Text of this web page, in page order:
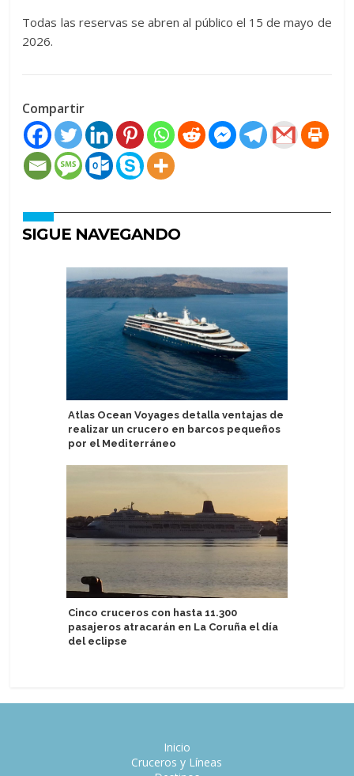
Todas las reservas se abren al público el 15 de mayo de
2026.
Compartir
SIGUE NAVEGANDO
Atlas Ocean Voyages detalla ventajas de
realizar un crucero en barcos pequeños
por el Mediterráneo
Cinco cruceros con hasta 11.300
pasajeros atracarán en La Coruña el día
del eclipse
Inicio
Cruceros y Líneas